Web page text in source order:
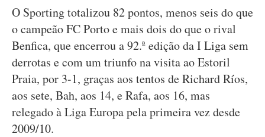
O Sporting totalizou 82 pontos, menos seis do que
o campeão FC Porto e mais dois do que o rival
Benfica, que encerrou a 92.ª edição da I Liga sem
derrotas e com um triunfo na visita ao Estoril
Praia, por 3-1, graças aos tentos de Richard Ríos,
aos sete, Bah, aos 14, e Rafa, aos 16, mas
relegado à Liga Europa pela primeira vez desde
2009/10.